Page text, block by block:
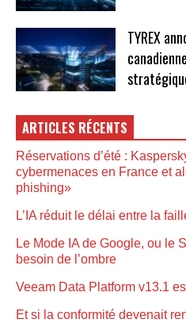
TYREX
ARTICLES RÉCENTS
Réservations d’été :
cybermenaces en France et
phishing»
L’IA réduit le délai entre la
Le Mode IA de Google, ou le
besoin de l’ombre
Veeam Data Platform v13.1
Et si la conformité devenait